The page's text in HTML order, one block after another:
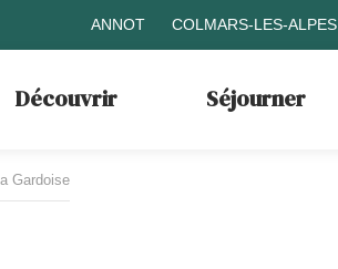
ANNOT COLMARS-LES-ALPES
Découvrir Séjourner
Gardoise